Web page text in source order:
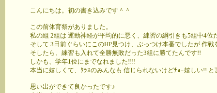
こんにちは。初の書き込みです＾＾
この前体育祭がありました。
私の組 2組は 運動神経が平均的に悪く、練習の綱引きも5組中4位
そして 3日前ぐらいにこのHP見つけ、ぶっつけ本番でしたが 作戦
そしたら、練習も入れて全勝無敗だった3組に勝てたんです!!
しかも、学年1位にまでなれました!!!!
本当に嬉しくて、ｸﾗｽのみんなも 信じられないけどﾁｮｰ嬉しい!! と
思い出ができて良かったです♪